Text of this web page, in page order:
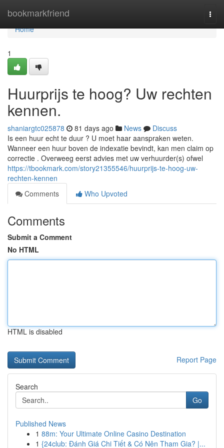
bookmarkfriend
Home
Home
1
Huurprijs te hoog? Uw rechten
kennen.
shaniargtc025878 81 days ago News
Discuss
Is een huur echt te duur ? U moet haar aanspraken weten.
Wanneer een huur boven de indexatie bevindt, kan men claim op
correctie . Overweeg eerst advies met uw verhuurder(s) ofwel
https://tbookmark.com/story21355546/huurprijs-te-hoog-uw-
rechten-kennen
Comments
Who Upvoted
Comments
Submit a Comment
No HTML
HTML is disabled
Report Page
Search
Go
Published News
1 88m: Your Ultimate Online Casino Destination
1 {24club: Đánh Giá Chi Tiết & Có Nên Tham Gia? |...